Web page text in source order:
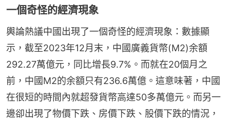
一個奇怪的經濟現象
輿論熱議中國出現了一個奇怪的經濟現象：數據顯
示，截至2023年12月末，中國廣義貨幣(M2)余額
292.27萬億元，同比增長9.7%。而就在20個月之
前，中國M2的余額只有236.6萬億。這意味著，中國
在很短的時間內就超發貨幣高達50多萬億元。而另一
邊卻出現了物價下跌、房價下跌、股價下跌的情況，